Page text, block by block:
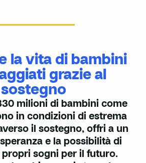
la vita di bambini
grazie al
sostegno
milioni di bambini come
in condizioni di estrema
il sostegno, offri a un
e la possibilità di
propri sogni per il futuro.